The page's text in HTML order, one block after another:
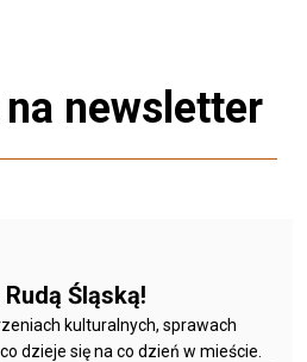
newsletter
Śląską!
kulturalnych, sprawach
dzieje się na co dzień w mieście.